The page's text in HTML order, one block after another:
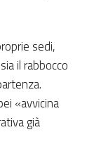
sedi,
il rabbocco
«avvicina
già